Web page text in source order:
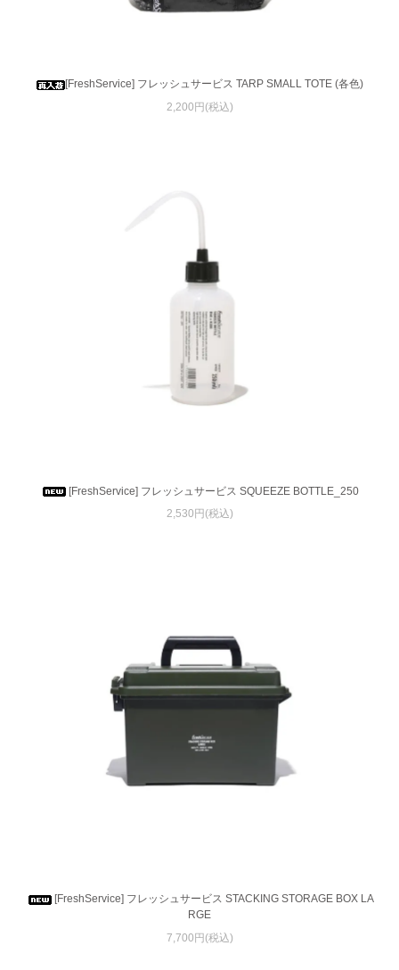
[FreshService] フレッシュサービス TARP SMALL TOTE (各色)
2,200円(税込)
[FreshService] フレッシュサービス SQUEEZE BOTTLE_250
2,530円(税込)
[FreshService] フレッシュサービス STACKING STORAGE BOX LA
RGE
7,700円(税込)